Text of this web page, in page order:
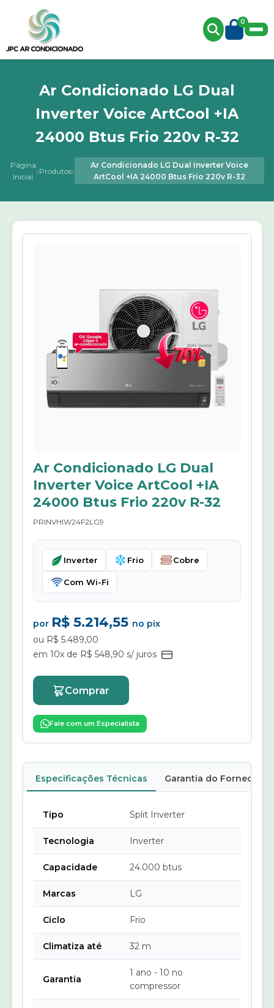
0
Ar Condicionado LG Dual
Inverter Voice ArtCool +IA
24000 Btus Frio 220v R-32
Página
Inicial ›Produtos›
Ar Condicionado LG Dual Inverter Voice
ArtCool +IA 24000 Btus Frio 220v R-32
Ar Condicionado LG Dual
Inverter Voice ArtCool +IA
24000 Btus Frio 220v R-32
PRINVHIW24F2LG9
Inverter Frio Cobre
Com Wi-Fi
por R$ 5.214,55 no pix
ou R$ 5.489,00
em 10x de R$ 548,90 s/ juros
Comprar
Fale com um Especialista
Especificações Técnicas Garantia do Fornecedor
Tipo Split Inverter
Tecnologia Inverter
Capacidade 24.000 btus
Marcas LG
Ciclo Frio
Climatiza até 32 m
Garantia
1 ano - 10 no
compressor